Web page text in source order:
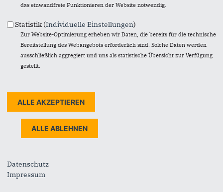
profilieren.
mehr lesen
Sven Schulze fordert von SPD
Lösungen statt offene Konflikte
18.09.2019
Attacken der SPD in der aktuellen Ausgabe der Volksstimme.
mehr lesen
Mauerfall-Jubiläum: Junge Union
30 Jahre Mauerfall und Borkenkäferplage im Harz - Junge Union
wandert mit politischen Botschaften im Gepäck auf den Brocken.
das einwandfreie Funktionieren der Website notwendig.
Statistik (Individuelle Einstellungen)
Zur Website-Optimierung erheben wir Daten, die bereits für die technische
Bereitstellung des Webangebots erforderlich sind. Solche Daten werden
ausschließlich aggregiert und uns als statistische Übersicht zur Verfügung
gestellt.
Datenschutz
Impressum